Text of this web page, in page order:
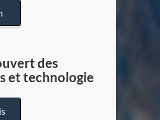
des
et technologie